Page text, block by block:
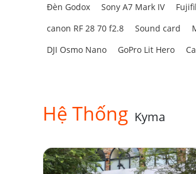
Đèn Godox
Sony A7 Mark IV
canon RF 28 70 f2.8
Sound card
DJI Osmo Nano
GoPro Lit Hero
Hệ Thống Kyma